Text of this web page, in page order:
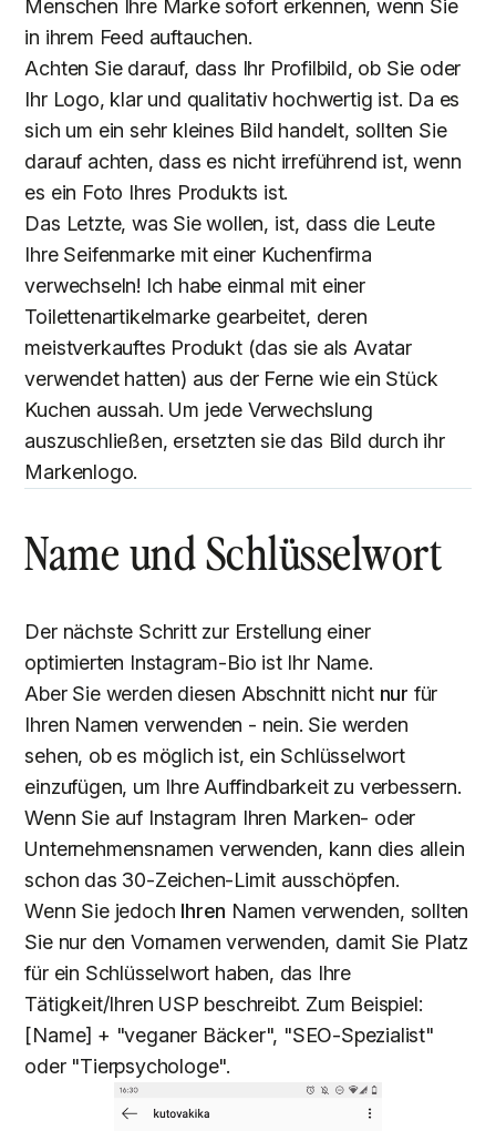
Menschen Ihre Marke sofort erkennen, wenn Sie
in ihrem Feed auftauchen.
Achten Sie darauf, dass Ihr Profilbild, ob Sie oder
Ihr Logo, klar und qualitativ hochwertig ist. Da es
sich um ein sehr kleines Bild handelt, sollten Sie
darauf achten, dass es nicht irreführend ist, wenn
es ein Foto Ihres Produkts ist.
Das Letzte, was Sie wollen, ist, dass die Leute
Ihre Seifenmarke mit einer Kuchenfirma
verwechseln! Ich habe einmal mit einer
Toilettenartikelmarke gearbeitet, deren
meistverkauftes Produkt (das sie als Avatar
verwendet hatten) aus der Ferne wie ein Stück
Kuchen aussah. Um jede Verwechslung
auszuschließen, ersetzten sie das Bild durch ihr
Markenlogo.
Name und Schlüsselwort
Der nächste Schritt zur Erstellung einer
optimierten Instagram-Bio ist Ihr Name.
Aber Sie werden diesen Abschnitt nicht nur für
Ihren Namen verwenden - nein. Sie werden
sehen, ob es möglich ist, ein Schlüsselwort
einzufügen, um Ihre Auffindbarkeit zu verbessern.
Wenn Sie auf Instagram Ihren Marken- oder
Unternehmensnamen verwenden, kann dies allein
schon das 30-Zeichen-Limit ausschöpfen.
Wenn Sie jedoch Ihren Namen verwenden, sollten
Sie nur den Vornamen verwenden, damit Sie Platz
für ein Schlüsselwort haben, das Ihre
Tätigkeit/Ihren USP beschreibt. Zum Beispiel:
[Name] + "veganer Bäcker", "SEO-Spezialist"
oder "Tierpsychologe".